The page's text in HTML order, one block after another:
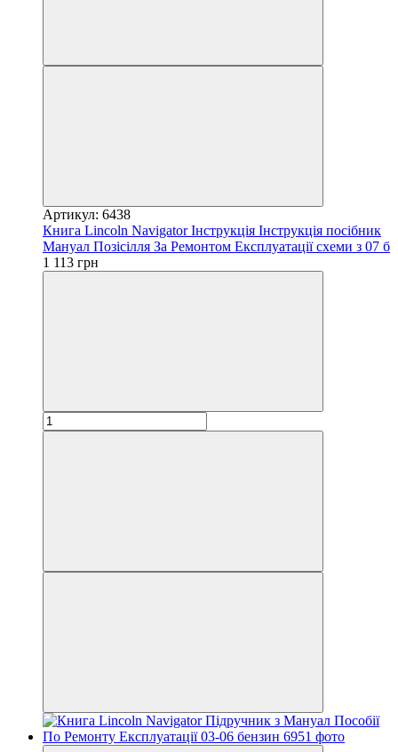
Артикул: 6438
Книга Lincoln Navigator Інструкція Інструкція посібник
Мануал Позісілля За Ремонтом Експлуатації схеми з 07 б
1 113 грн